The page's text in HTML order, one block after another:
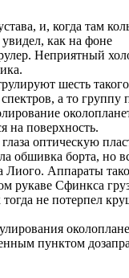
и, когда там
как на фоне
Неприятный
шесть
а то группу
на поверхность.
оптическую
обшивка борта, но
Лиого. Аппараты
рукаве Сфинкса
не потерпел
пунктом